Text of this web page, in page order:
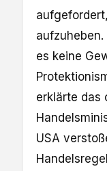
es keine
erklärte das
USA